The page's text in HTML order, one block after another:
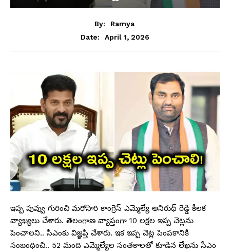
By:
Ramya
Date:
April 1, 2026
ఇప్ప పువ్వు గురించి మరోసారి కాంగ్రెస్ ఎమ్మెల్యే అనిరుధ్ రెడ్డి కీలక
వ్యాఖ్యలు చేశారు. తెలంగాణ వ్యాప్తంగా 10 లక్షల ఇప్ప చెట్లను
పెంచాలని.. సీఎంకు విజ్ఞప్తి చేశారు. ఇక ఇప్ప చెట్ల పెంపకానికి
సంబంధించి.. 52 మంది ఎమ్మెల్యేల సంతకాలతో కూడిన లేఖను సీఎం